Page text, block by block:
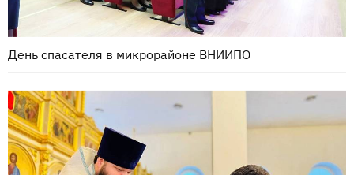
День спасателя в микрорайоне ВНИИПО